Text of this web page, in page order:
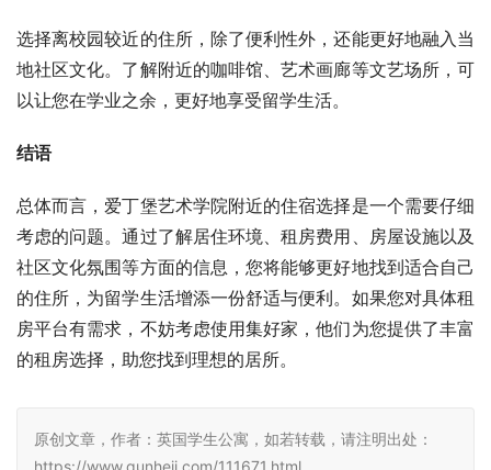
选择离校园较近的住所，除了便利性外，还能更好地融入当
地社区文化。了解附近的咖啡馆、艺术画廊等文艺场所，可
以让您在学业之余，更好地享受留学生活。
结语
总体而言，爱丁堡艺术学院附近的住宿选择是一个需要仔细
考虑的问题。通过了解居住环境、租房费用、房屋设施以及
社区文化氛围等方面的信息，您将能够更好地找到适合自己
的住所，为留学生活增添一份舒适与便利。如果您对具体租
房平台有需求，不妨考虑使用集好家，他们为您提供了丰富
的租房选择，助您找到理想的居所。
原创文章，作者：英国学生公寓，如若转载，请注明出处：
https://www.qunheji.com/111671.html